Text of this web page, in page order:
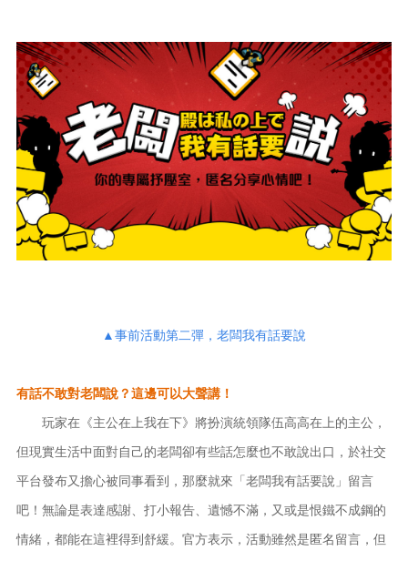
▲事前活動第二彈，老闆我有話要說
有話不敢對老闆說？這邊可以大聲講！
玩家在《主公在上我在下》將扮演統領隊伍高高在上的主公，
但現實生活中面對自己的老闆卻有些話怎麼也不敢說出口，於社交
平台發布又擔心被同事看到，那麼就來「老闆我有話要說」留言
吧！無論是表達感謝、打小報告、遺憾不滿，又或是恨鐵不成鋼的
情緒，都能在這裡得到舒緩。官方表示，活動雖然是匿名留言，但